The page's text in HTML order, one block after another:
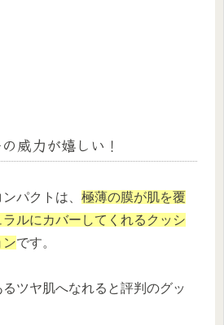
威力が嬉しい！
パクトは、 極薄の膜が肌を覆
ルにカバーしてくれるクッシ
ンです。
ツヤ肌へなれると評判のグッ